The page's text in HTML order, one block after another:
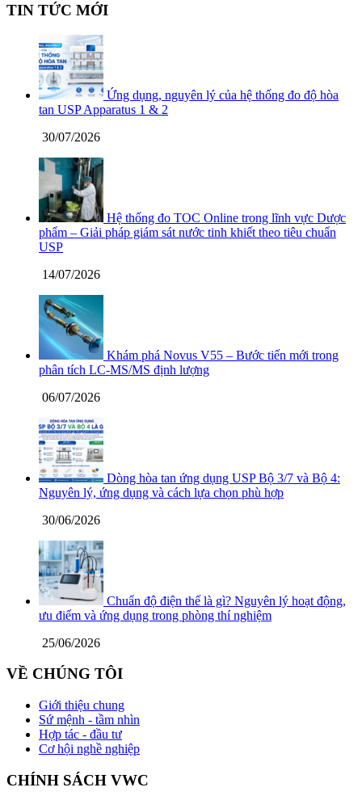
TIN TỨC MỚI
Ứng dụng, nguyên lý của hệ thống đo độ hòa
tan USP Apparatus 1 & 2
30/07/2026
Hệ thống đo TOC Online trong lĩnh vực Dược
phẩm – Giải pháp giám sát nước tinh khiết theo tiêu chuẩn
USP
14/07/2026
Khám phá Novus V55 – Bước tiến mới trong
phân tích LC-MS/MS định lượng
06/07/2026
Dòng hòa tan ứng dụng USP Bộ 3/7 và Bộ 4:
Nguyên lý, ứng dụng và cách lựa chọn phù hợp
30/06/2026
Chuẩn độ điện thế là gì? Nguyên lý hoạt động,
ưu điểm và ứng dụng trong phòng thí nghiệm
25/06/2026
VỀ CHÚNG TÔI
Giới thiệu chung
Sứ mệnh - tầm nhìn
Hợp tác - đầu tư
Cơ hội nghề nghiệp
CHÍNH SÁCH VWC